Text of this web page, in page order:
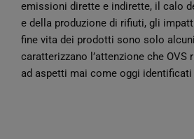
emissioni dirette e indirette, il calo
e della produzione di rifiuti, gli
fine vita dei prodotti sono solo
caratterizzano l’attenzione che
ad aspetti mai come oggi